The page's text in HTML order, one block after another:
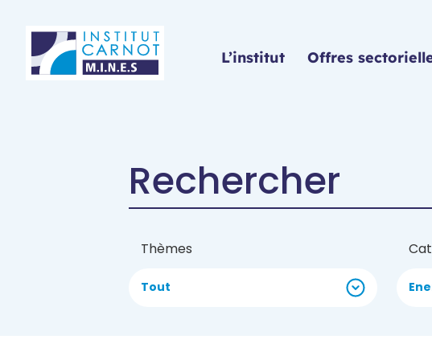
L’institut Offres
Thèmes
Tout